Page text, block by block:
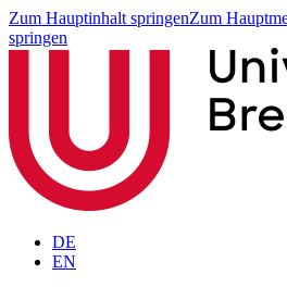
Zum Hauptinhalt springenZum
springen
DE
EN